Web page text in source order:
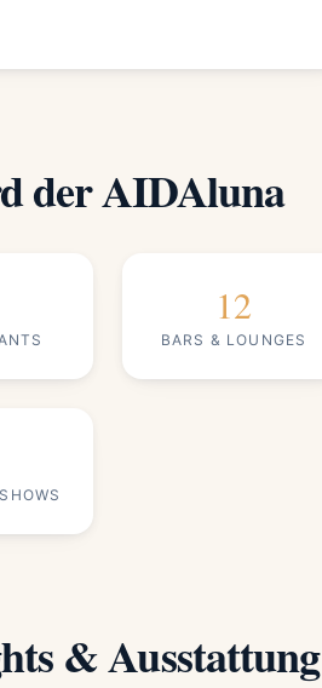
der AIDAluna
12
BARS & LOUNGES
& Ausstattung